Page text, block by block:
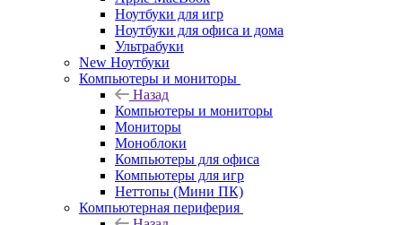
Ноутбуки для игр
Ноутбуки для офиса и дома
Ультрабуки
New Ноутбуки
Компьютеры и мониторы
Назад
Компьютеры и мониторы
Мониторы
Моноблоки
Компьютеры для офиса
Компьютеры для игр
Неттопы (Мини ПК)
Компьютерная периферия